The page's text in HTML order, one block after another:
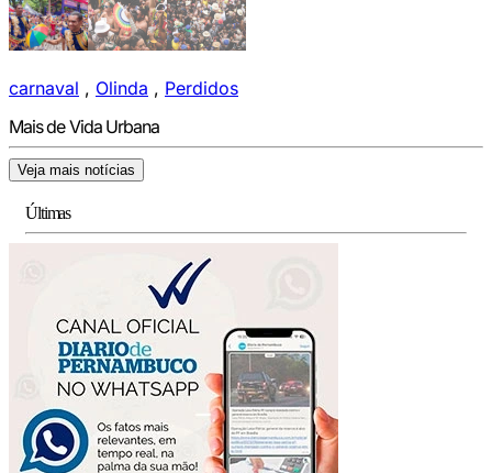
carnaval , Olinda , Perdidos
Mais de Vida Urbana
Veja mais notícias
Últimas